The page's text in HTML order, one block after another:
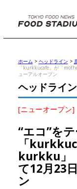
ホーム > ヘッドライン >
「kurkkucafe」が「
ューアルオープン
ヘッドライン
[ニューオープン]
“エコ”を
「
kurkku」
て12月23
ン